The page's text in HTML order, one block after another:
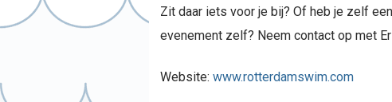
Zit daar iets voor je bij? Of heb je zelf
evenement zelf? Neem contact op met
Website: www.rotterdamswim.com